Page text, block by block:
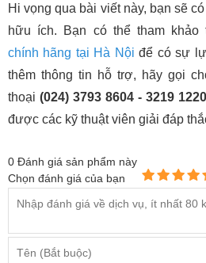
Hi vọng qua bài viết này, bạn sẽ
hữu ích. Bạn có thể tham khảo
chính hãng tại Hà Nội để có sự
thêm thông tin hỗ trợ, hãy gọi
thoại (024) 3793 8604 - 3219 1220
được các kỹ thuật viên giải đáp
0 Đánh giá sản phẩm này
Chọn đánh giá của bạn